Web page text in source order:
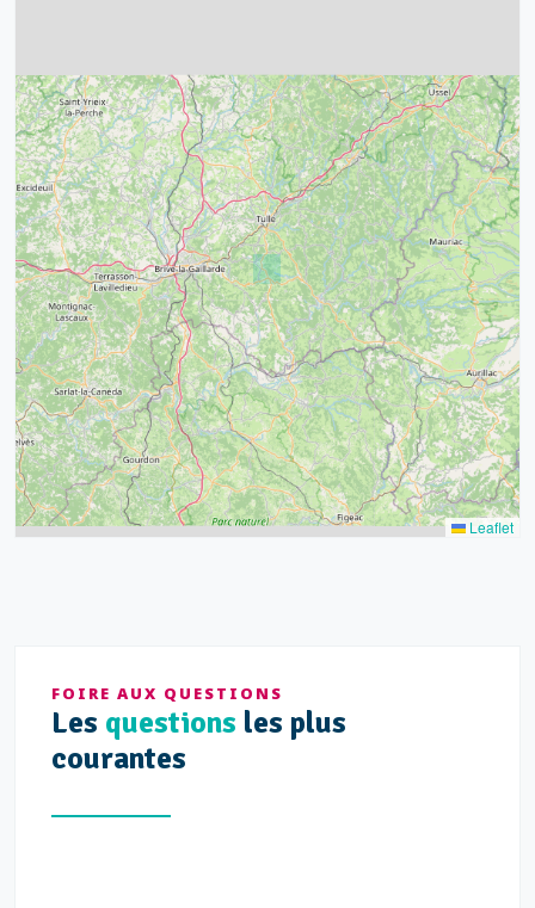
4
15
21
14
32
39
52 68
43
Leaflet
FOIRE AUX QUESTIONS
Les questions les plus
courantes